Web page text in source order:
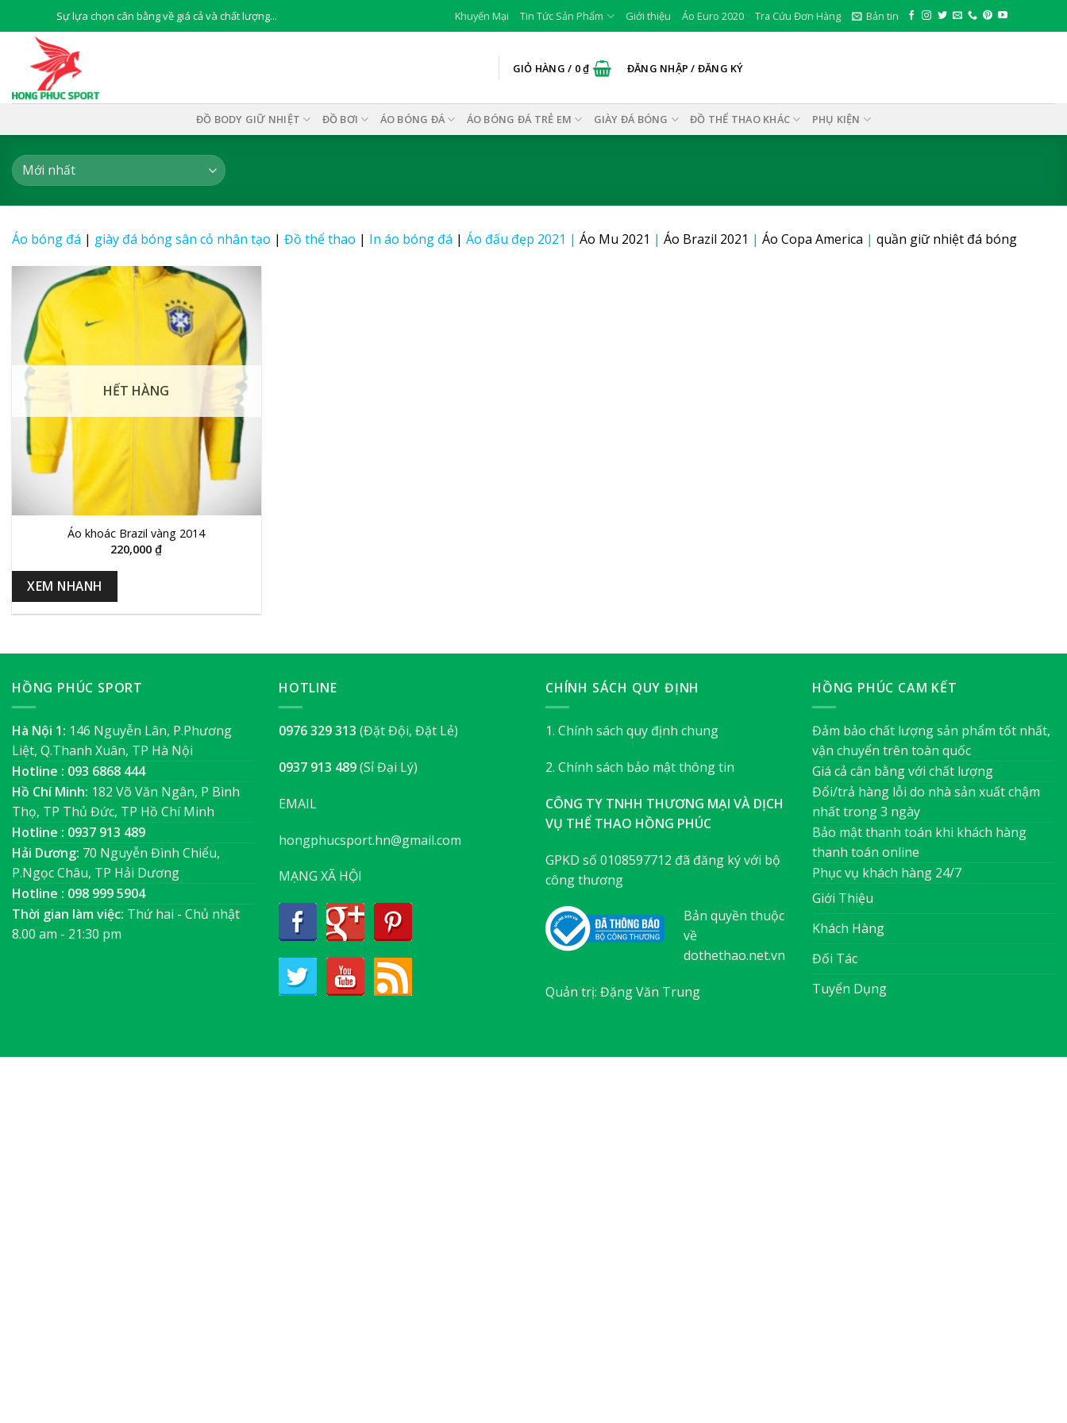
to
content
Sự lựa chọn cân bằng về giá cả và chất lượng... Khuyến Mại Tin Tức Sản Phẩm Giới thiệu Áo Euro 2020 Tra Cứu Đơn Hàng Bản tin
GIỎ HÀNG / 0₫ ĐĂNG NHẬP / ĐĂNG KÝ
ĐỒ BODY GIỮ NHIỆT ĐỒ BƠI ÁO BÓNG ĐÁ ÁO BÓNG ĐÁ TRẺ EM GIÀY ĐÁ BÓNG ĐỒ THỂ THAO KHÁC PHỤ KIỆN
Áo bóng đá | giày đá bóng sân cỏ nhân tạo | Đồ thể thao | In áo bóng đá | Áo đấu đẹp 2021 | Áo Mu 2021 | Áo Brazil 2021 | Áo Copa America | quần giữ nhiệt đá bóng
HẾT HÀNG
Áo khoác Brazil vàng 2014
220,000₫
XEM NHANH
HỒNG PHÚC SPORT
Hà Nội 1: 146 Nguyễn Lân, P.Phương
Liệt, Q.Thanh Xuân, TP Hà Nội
Hotline : 093 6868 444
Hồ Chí Minh: 182 Võ Văn Ngân, P Bình
Thọ, TP Thủ Đức, TP Hồ Chí Minh
Hotline : 0937 913 489
Hải Dương: 70 Nguyễn Đình Chiểu,
P.Ngọc Châu, TP Hải Dương
Hotline : 098 999 5904
Thời gian làm việc: Thứ hai - Chủ nhật
8.00 am - 21:30 pm
HOTLINE
0976 329 313 (Đặt Đội, Đặt Lẻ)
0937 913 489(Sỉ Đại Lý)
EMAIL
hongphucsport.hn@gmail.com
MẠNG XÃ HỘI
CHÍNH SÁCH QUY ĐỊNH
1. Chính sách quy định chung
2. Chính sách bảo mật thông tin
CÔNG TY TNHH THƯƠNG MẠI VÀ DỊCH
VỤ THỂ THAO HỒNG PHÚC
GPKD số 0108597712 đã đăng ký với bộ
công thương
Bản quyền thuộc
về
dothethao.net.vn
Quản trị: Đặng Văn Trung
HỒNG PHÚC CAM KẾT
Đảm bảo chất lượng sản phẩm tốt nhất,
vận chuyển trên toàn quốc
Giá cả cân bằng với chất lượng
Đổi/trả hàng lỗi do nhà sản xuất chậm
nhất trong 3 ngày
Bảo mật thanh toán khi khách hàng
thanh toán online
Phục vụ khách hàng 24/7
Giới Thiệu
Khách Hàng
Đối Tác
Tuyển Dụng